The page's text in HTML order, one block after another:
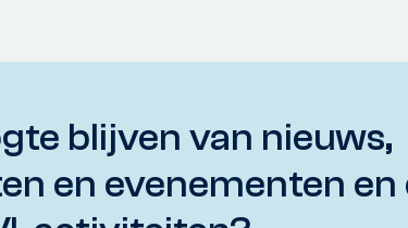
blijven van nieuws,
en evenementen en